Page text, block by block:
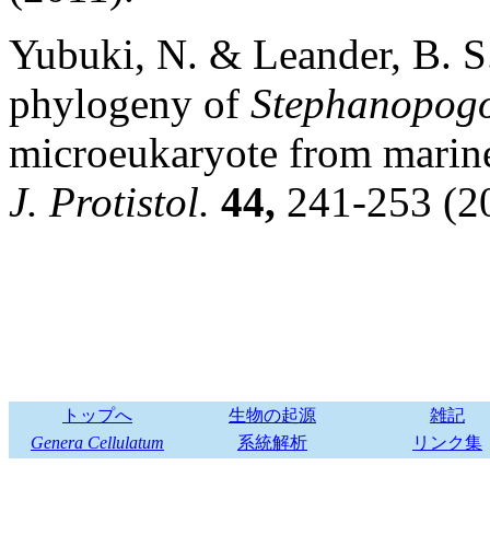
Yubuki, N. & Leander, B.
phylogeny of
microeukaryote from
J. Protistol. 44, 241-253
トップへ 生物の起源
雑記
Genera Cellulatum
系統解析 リンク集